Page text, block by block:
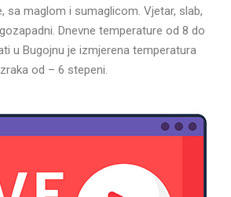
sa maglom i sumaglicom. Vjetar, slab,
Dnevne temperature od 8 do
u Bugojnu je izmjerena temperatura
zraka od – 6 stepeni.